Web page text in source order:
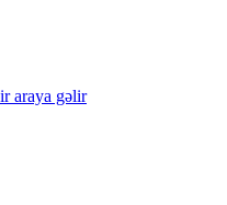
araya gəlir